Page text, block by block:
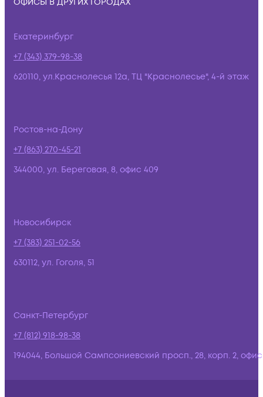
Екатеринбург
+7 (343) 379-98-38
620110, ул.Краснолесья 12а, ТЦ "Краснолесье", 4-й этаж
Ростов-на-Дону
+7 (863) 270-45-21
344000, ул. Береговая, 8, офис 409
Новосибирск
+7 (383) 251-02-56
630112, ул. Гоголя, 51
Санкт-Петербург
+7 (812) 918-98-38
194044, Большой Сампсониевский просп., 28, корп. 2,